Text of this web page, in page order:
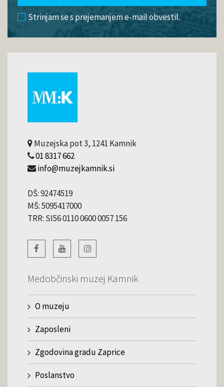
Strinjam se s prejemanjem e-mail obvestil.
Muzejska pot 3, 1241 Kamnik
01 8317 662
info@muzejkamnik.si
DŠ: 92474519
MŠ: 5095417000
TRR: SI56 0110 0600 0057 156
Medobčinski muzej Kamnik
O muzeju
Zaposleni
Zgodovina gradu Zaprice
Poslanstvo